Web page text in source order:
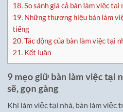
18.So sánh giá cả bàn làm việc tại
19. Những thương hiệu bàn làm
tiếng
20.Tác động của bàn làm việc tại
21. Kết luận
9 mẹo giữ bàn làm việc tại
sẽ, gọn gàng
Khi làm việc tại nhà, bàn làm việc